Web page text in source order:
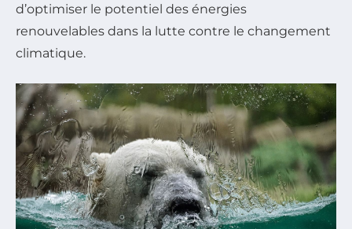
d’optimiser le potentiel des énergies
renouvelables dans la lutte contre le changement
climatique.